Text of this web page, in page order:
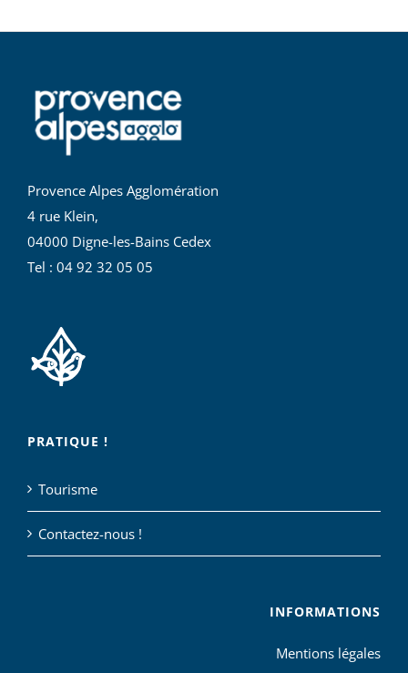
Provence Alpes Agglomération
4 rue Klein,
04000 Digne-les-Bains Cedex
Tel : 04 92 32 05 05
PRATIQUE !
Tourisme
Contactez-nous !
INFORMATIONS
Mentions légales